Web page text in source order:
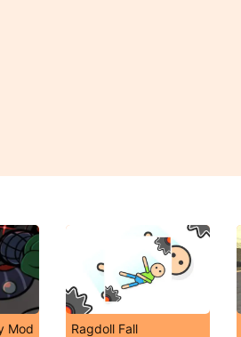
Mod Ragdoll Fall